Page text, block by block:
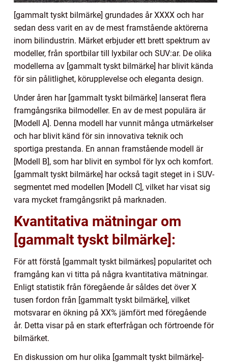
[gammalt tyskt bilmärke] grundades år XXXX och har
sedan dess varit en av de mest framstående aktörerna
inom bilindustrin. Märket erbjuder ett brett spektrum av
modeller, från sportbilar till lyxbilar och SUV:ar. De olika
modellerna av [gammalt tyskt bilmärke] har blivit kända
för sin pålitlighet, körupplevelse och eleganta design.
Under åren har [gammalt tyskt bilmärke] lanserat flera
framgångsrika bilmodeller. En av de mest populära är
[Modell A]. Denna modell har vunnit många utmärkelser
och har blivit känd för sin innovativa teknik och
sportiga prestanda. En annan framstående modell är
[Modell B], som har blivit en symbol för lyx och komfort.
[gammalt tyskt bilmärke] har också tagit steget in i SUV-
segmentet med modellen [Modell C], vilket har visat sig
vara mycket framgångsrikt på marknaden.
Kvantitativa mätningar om
[gammalt tyskt bilmärke]:
För att förstå [gammalt tyskt bilmärkes] popularitet och
framgång kan vi titta på några kvantitativa mätningar.
Enligt statistik från föregående år såldes det över X
tusen fordon från [gammalt tyskt bilmärke], vilket
motsvarar en ökning på XX% jämfört med föregående
år. Detta visar på en stark efterfrågan och förtroende för
bilmärket.
En diskussion om hur olika [gammalt tyskt bilmärke]-